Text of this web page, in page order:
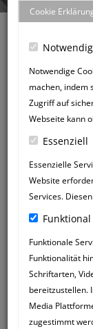
Cookie
Notwendig
Notwendige
machen, indem
Zugriff auf
Webseite kann
Essenziell
Essenzielle
Website
Services.
Funktional
Funktionale
Funktionalität
Schriftarten,
bereitzustellen.
Media
zugestimmt
Zurück zum